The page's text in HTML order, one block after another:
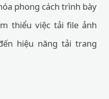
phong cách trình bày
thiểu việc tải file ảnh
hiệu năng tải trang